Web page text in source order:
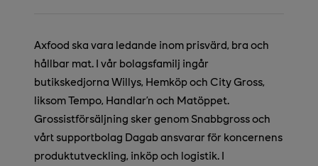
Axfood ska vara ledande inom prisvärd, bra och
hållbar mat. I vår bolagsfamilj ingår
butikskedjorna Willys, Hemköp och City Gross,
liksom Tempo, Handlar’n och Matöppet.
Grossistförsäljning sker genom Snabbgross och
vårt supportbolag Dagab ansvarar för koncernens
produktutveckling, inköp och logistik. I